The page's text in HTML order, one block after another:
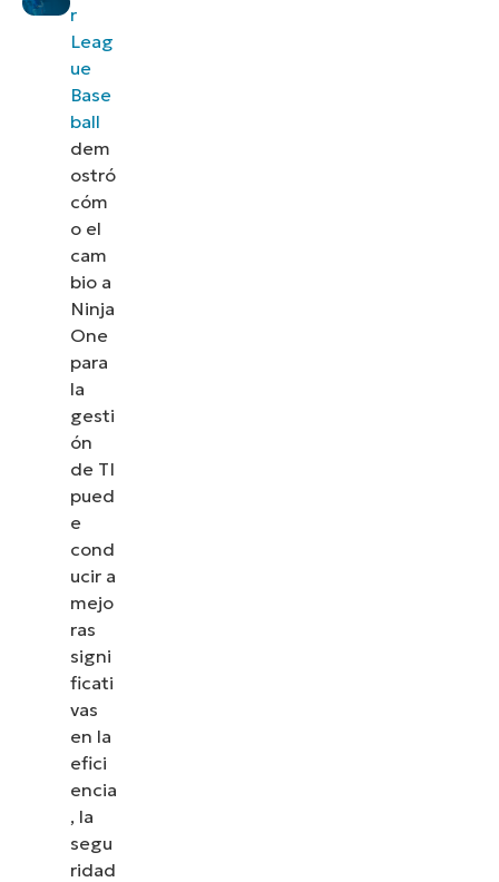
r
Leag
ue
Base
ball
dem
ostró
cóm
o el
cam
bio a
Ninja
One
para
la
gesti
ón
de TI
pued
e
cond
ucir a
mejo
ras
signi
ficati
vas
en la
efici
encia
, la
segu
ridad